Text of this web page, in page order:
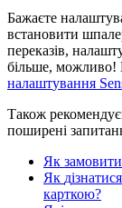
Бажаєте налаштув
встановити шпале
переказів, налашт
більше, можливо!
налаштування
Також рекомендує
поширені запитан
Як замовити
Як дізнатися
карткою?